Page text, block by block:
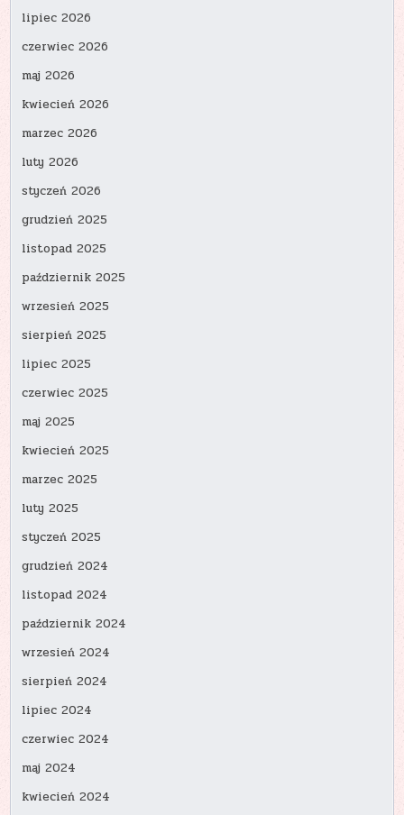
lipiec 2026
czerwiec 2026
maj 2026
kwiecień 2026
marzec 2026
luty 2026
styczeń 2026
grudzień 2025
listopad 2025
październik 2025
wrzesień 2025
sierpień 2025
lipiec 2025
czerwiec 2025
maj 2025
kwiecień 2025
marzec 2025
luty 2025
styczeń 2025
grudzień 2024
listopad 2024
październik 2024
wrzesień 2024
sierpień 2024
lipiec 2024
czerwiec 2024
maj 2024
kwiecień 2024